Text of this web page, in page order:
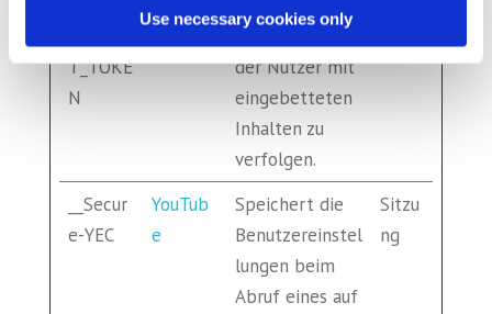
Use necessary cookies only
T_TOKE
N
die Interaktion
der Nutzer mit
eingebetteten
Inhalten zu
verfolgen.
__Secur
e-YEC
YouTub
e
Speichert die
Benutzereinstel
lungen beim
Abruf eines auf
Sitzu
ng